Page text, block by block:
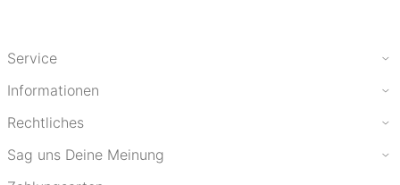
Service
Informationen
Rechtliches
Sag uns Deine Meinung